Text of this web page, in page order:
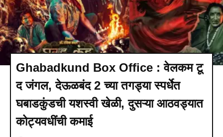
Ghabadkund Box Office : वेलकम टू
द जंगल, देऊळबंद 2 च्या तगड्या स्पर्धेत
घबाडकुंडची यशस्वी खेळी, दुसऱ्या आठवड्यात
कोट्यवधींची कमाई